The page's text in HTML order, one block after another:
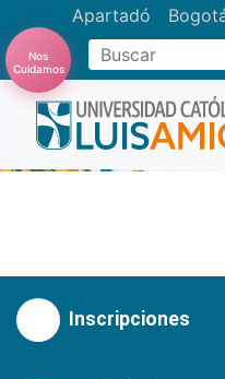
Apartadó
Buscar
Nos
Cuidamos
Inscripciones